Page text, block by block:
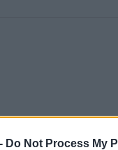
Do Not Process My